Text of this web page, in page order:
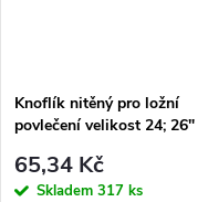
Knoflík nitěný pro ložní
povlečení velikost 24; 26"
65,34 Kč
Skladem 317 ks